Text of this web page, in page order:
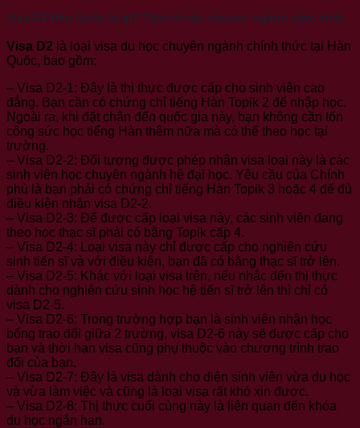
Visa D2 Hàn Quốc là gì? Tấm vé vào chuyên ngành sớm nhất
Visa D2 là loại visa du học chuyên ngành chính thức tại Hàn
Quốc, bao gồm:
– Visa D2-1: Đây là thị thực được cấp cho sinh viên cao
đẳng. Bạn cần có chứng chỉ tiếng Hàn Topik 2 để nhập học.
Ngoài ra, khi đặt chân đến quốc gia này, bạn không cần tốn
công sức học tiếng Hàn thêm nữa mà có thể theo học tại
trường.
– Visa D2-2: Đối tượng được phép nhận visa loại này là các
sinh viên học chuyên ngành hệ đại học. Yêu cầu của Chính
phủ là bạn phải có chứng chỉ tiếng Hàn Topik 3 hoặc 4 để đủ
điều kiện nhận visa D2-2.
– Visa D2-3: Để được cấp loại visa này, các sinh viên đang
theo học thạc sĩ phải có bằng Topik cấp 4.
– Visa D2-4: Loại visa này chỉ được cấp cho nghiên cứu
sinh tiến sĩ và với điều kiện, bạn đã có bằng thạc sĩ trở lên.
– Visa D2-5: Khác với loại visa trên, nếu nhắc đến thị thực
dành cho nghiên cứu sinh học hệ tiến sĩ trở lên thì chỉ có
visa D2-5.
– Visa D2-6: Trong trường hợp bạn là sinh viên nhận học
bổng trao đổi giữa 2 trường, visa D2-6 này sẽ được cấp cho
bạn và thời hạn visa cũng phụ thuộc vào chương trình trao
đổi của bạn.
– Visa D2-7: Đây là visa dành cho diện sinh viên vừa du học
và vừa làm việc và cũng là loại visa rất khó xin được.
– Visa D2-8: Thị thực cuối cùng này là liên quan đến khóa
du học ngắn hạn.